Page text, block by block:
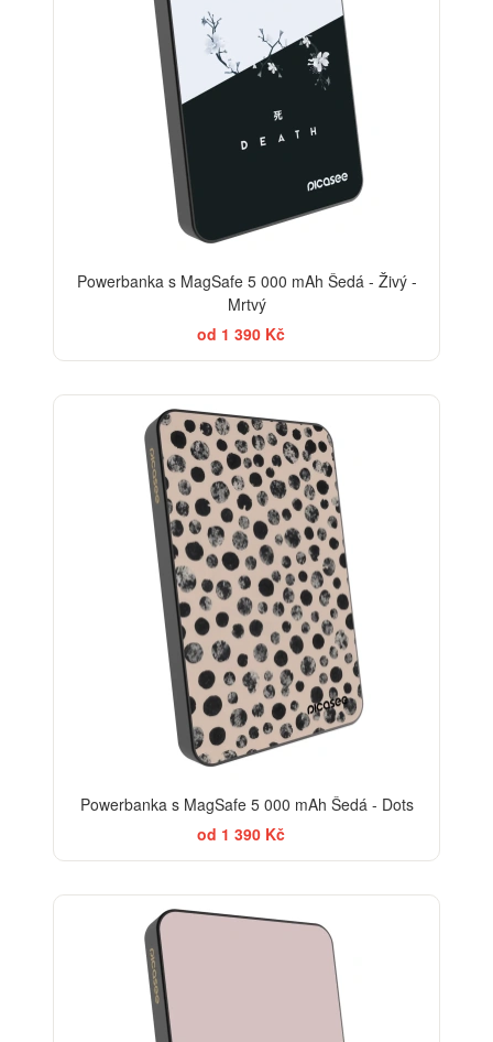
Powerbanka s MagSafe 5 000 mAh Šedá - Živý -
Mrtvý
od 1 390 Kč
Powerbanka s MagSafe 5 000 mAh Šedá - Dots
od 1 390 Kč